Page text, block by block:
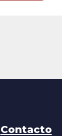
Contacto